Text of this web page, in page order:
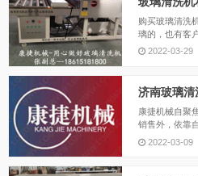
购买玻璃清洗
璃的，也有客
璃，那么，众
2022-03-29
康捷机械自聚
销售外，依靠
代理商和消费
2022-03-09